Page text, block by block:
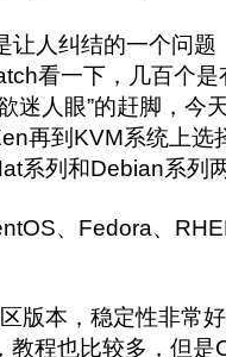
让人纠结的一个问
看一下，几百个
迷人眼”的赶脚，今
再到KVM系统上选
系列和Debian系列
、Fedora、
版本，稳定性非常
教程也比较多，但